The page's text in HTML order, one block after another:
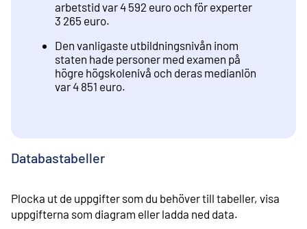
arbetstid var 4 592 euro och för experter
3 265 euro.
Den vanligaste utbildningsnivån inom
staten hade personer med examen på
högre högskolenivå och deras medianlön
var 4 851 euro.
Databastabeller
Plocka ut de uppgifter som du behöver till tabeller, visa
uppgifterna som diagram eller ladda ned data.